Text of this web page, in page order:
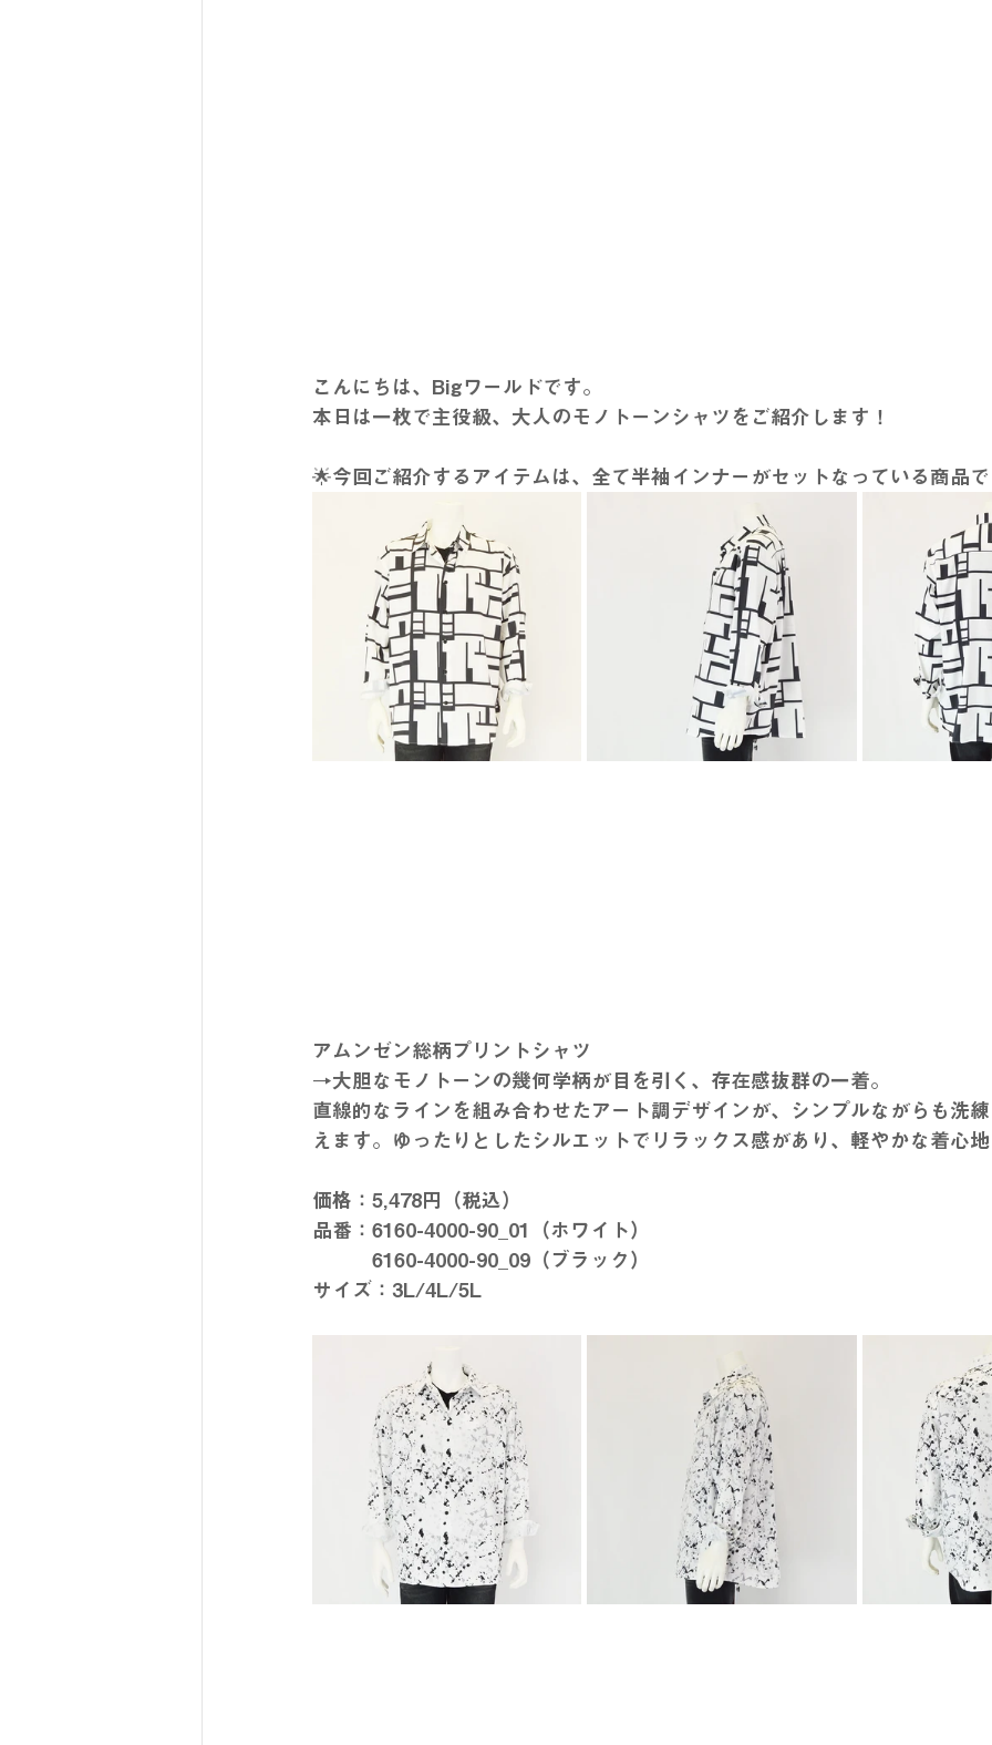
こんにちは、Bigワールドです。
本日は一枚で主役級、大人のモノトーンシャツをご紹介します！
🌟今回ご紹介するアイテムは、全て半袖インナーがセットなっている商品
アムンゼン総柄プリントシャツ
→大胆なモノトーンの幾何学柄が目を引く、存在感抜群の一着。
直線的なラインを組み合わせたアート調デザインが、シンプルながらも洗
えます。ゆったりとしたシルエットでリラックス感があり、軽やかな着心
価格：5,478円（税込）
品番：6160-4000-90_01（ホワイト）
6160-4000-90_09（ブラック）
サイズ：3L/4L/5L